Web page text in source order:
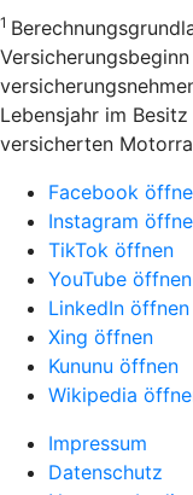
1
Lebensjahr im
versicherten
Facebook
Instagram
TikTok öffnen
YouTube öffnen
LinkedIn öffnen
Xing öffnen
Kununu öffnen
Wikipedia
Impressum
Datenschutz